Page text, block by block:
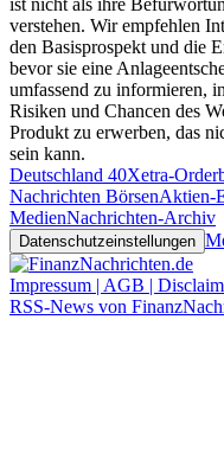
ist nicht als ihre
verstehen. Wir empfehlen
den Basisprospekt und die
bevor sie eine
umfassend zu informieren,
Risiken und Chancen des
Produkt zu erwerben, das
sein kann.
Deutschland 40Xetra-
Nachrichten BörsenAktien-
MedienNachrichten-Archiv
Datenschutzeinstellungen
Impressum | AGB |
RSS-News von